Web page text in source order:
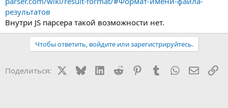
результатов
Внутри JS парсера такой возможности нет.
Чтобы ответить, войдите или зарегистрируйтесь.
Поделиться: BlueskyLinkedIn
Reddit PinterestTumblr WhatsApp